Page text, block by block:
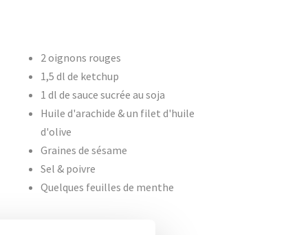
2 oignons rouges
1,5 dl de ketchup
1 dl de sauce sucrée au soja
Huile d'arachide & un filet d'huile
d'olive
Graines de sésame
Sel & poivre
Quelques feuilles de menthe